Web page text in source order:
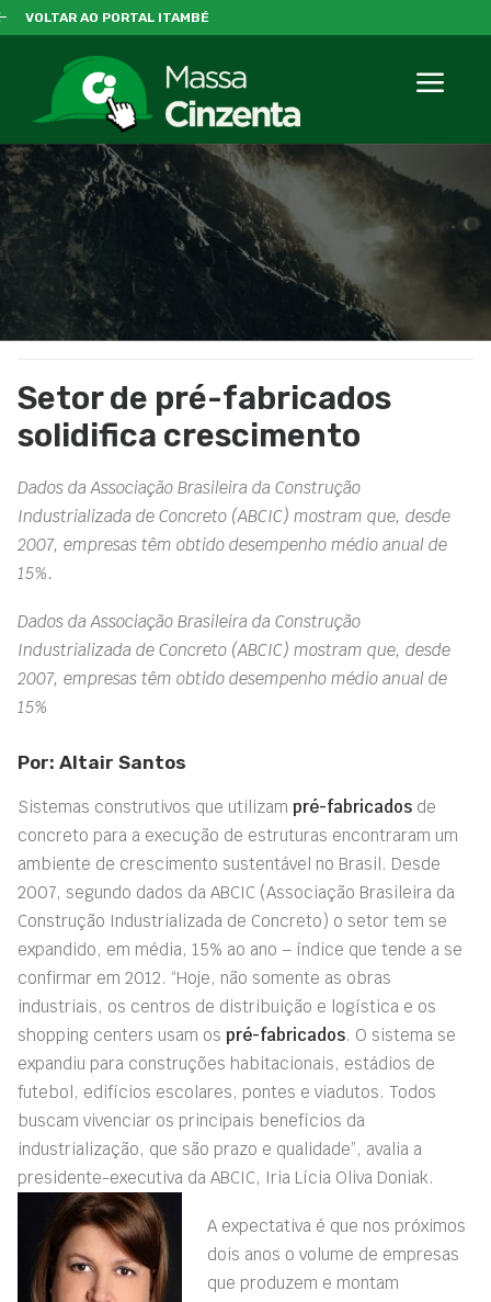
VOLTAR AO PORTAL ITAMBÉ
Setor de pré-fabricados
solidifica crescimento
Dados da Associação Brasileira da Construção
Industrializada de Concreto (ABCIC) mostram que, desde
2007, empresas têm obtido desempenho médio anual de
15%.
Dados da Associação Brasileira da Construção
Industrializada de Concreto (ABCIC) mostram que, desde
2007, empresas têm obtido desempenho médio anual de
15%
Por: Altair Santos
Sistemas construtivos que utilizam pré-fabricados de
concreto para a execução de estruturas encontraram um
ambiente de crescimento sustentável no Brasil. Desde
2007, segundo dados da ABCIC (Associação Brasileira da
Construção Industrializada de Concreto) o setor tem se
expandido, em média, 15% ao ano – índice que tende a se
confirmar em 2012. “Hoje, não somente as obras
industriais, os centros de distribuição e logística e os
shopping centers usam os pré-fabricados. O sistema se
expandiu para construções habitacionais, estádios de
futebol, edifícios escolares, pontes e viadutos. Todos
buscam vivenciar os principais benefícios da
industrialização, que são prazo e qualidade”, avalia a
presidente-executiva da ABCIC, Iria Lícia Oliva Doniak.
A expectativa é que nos próximos
dois anos o volume de empresas
que produzem e montam